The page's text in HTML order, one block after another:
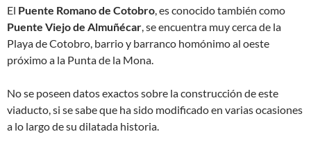
El Puente Romano de Cotobro, es conocido también como
Puente Viejo de Almuñécar, se encuentra muy cerca de la
Playa de Cotobro, barrio y barranco homónimo al oeste
próximo a la Punta de la Mona.
No se poseen datos exactos sobre la construcción de este
viaducto, si se sabe que ha sido modificado en varias ocasiones
a lo largo de su dilatada historia.